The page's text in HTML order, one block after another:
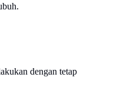
dengan tetap